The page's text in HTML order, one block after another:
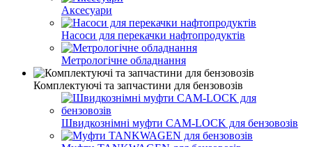
Аксесуари
Насоси для перекачки нафтопродуктів
Метрологічне обладнання
Комплектуючі та запчастини для бензовозів
Швидкознімні муфти CAM-LOCK для бензовозів